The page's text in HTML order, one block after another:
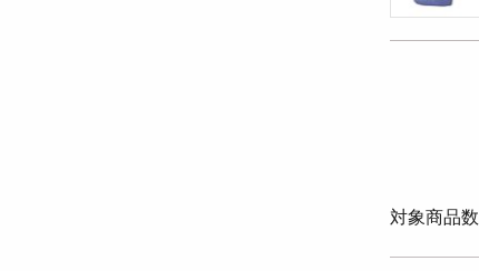
対象商品数